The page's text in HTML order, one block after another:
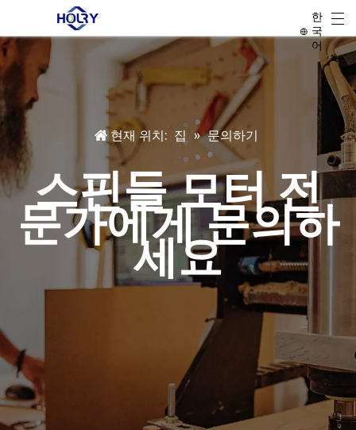
한
국
어
현재 위치: 집 » 문의하기
스핀들 모터 전
문가에게 문의하
세요